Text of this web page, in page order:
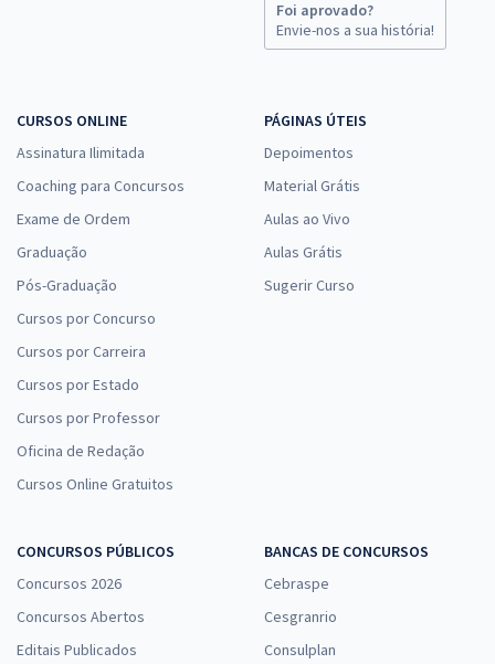
Foi aprovado?
Envie-nos a sua história!
CURSOS ONLINE
Assinatura Ilimitada
Coaching para Concursos
Exame de Ordem
Graduação
Pós-Graduação
Cursos por Concurso
Cursos por Carreira
Cursos por Estado
Cursos por Professor
Oficina de Redação
Cursos Online Gratuitos
PÁGINAS ÚTEIS
Depoimentos
Material Grátis
Aulas ao Vivo
Aulas Grátis
Sugerir Curso
CONCURSOS PÚBLICOS
Concursos 2026
Concursos Abertos
Editais Publicados
BANCAS DE CONCURSOS
Cebraspe
Cesgranrio
Consulplan